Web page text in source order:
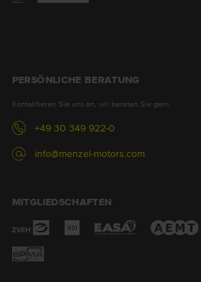
PERSÖNLICHE BERATUNG
Kontaktieren Sie uns an, wir beraten Sie gern.
+49 30 349 922-0
info@menzel-motors.com
MITGLIEDSCHAFTEN